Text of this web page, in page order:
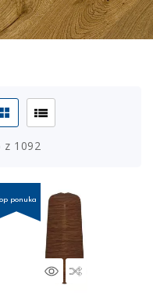
z 1092
ponuka
NáhľadPorovnať